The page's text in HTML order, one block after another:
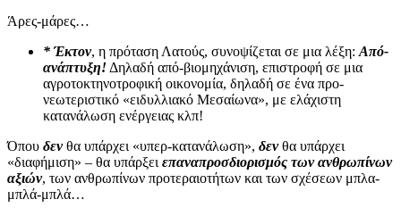
Άρες-μάρες…
* Έκτον, η πρόταση Λατούς, συνοψίζεται σε μια λέξη: Από-
ανάπτυξη! Δηλαδή από-βιομηχάνιση, επιστροφή σε μια
αγροτοκτηνοτροφική οικονομία, δηλαδή σε ένα προ-
νεωτεριστικό «ειδυλλιακό Μεσαίωνα», με ελάχιστη
κατανάλωση ενέργειας κλπ!
Όπου δενθα υπάρχει «υπερ-κατανάλωση», δενθα υπάρχει
«διαφήμιση» – θα υπάρξει επαναπροσδιορισμός των ανθρωπίνων
αξιών, των ανθρωπίνων προτεραιοτήτων και των σχέσεων μπλα-
μπλά-μπλά…